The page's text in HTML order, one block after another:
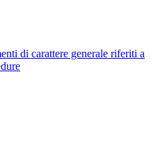
di carattere generale riferiti a